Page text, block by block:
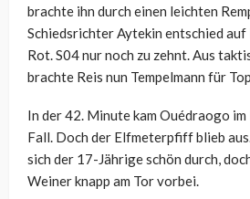
brachte ihn durch einen leichten
Schiedsrichter Aytekin entschied
Rot. S04 nur noch zu zehnt. Aus
brachte Reis nun Tempelmann für
In der 42. Minute kam Ouédraogo
Fall. Doch der Elfmeterpfiff blieb
sich der 17-Jährige schön durch,
Weiner knapp am Tor vorbei.